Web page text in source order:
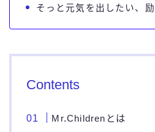
そっと元気を出したい、
Contents
Mr.Childrenとは